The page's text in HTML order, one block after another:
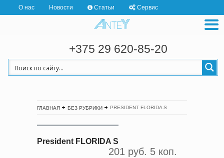
О нас Новости Статьи Сервис
+375 29 620-85-20
ГЛАВНАЯ БЕЗ РУБРИКИ PRESIDENT FLORIDA S
President FLORIDA S
201 руб. 5 коп.